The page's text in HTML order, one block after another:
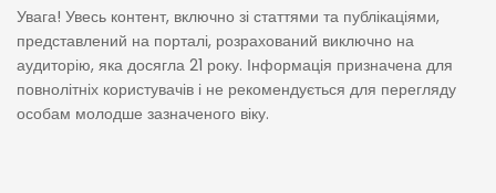
Увага! Увесь контент, включно зі статтями та публікаціями,
представлений на порталі, розрахований виключно на
аудиторію, яка досягла 21 року. Інформація призначена для
повнолітніх користувачів і не рекомендується для перегляду
особам молодше зазначеного віку.